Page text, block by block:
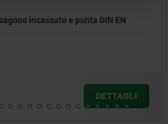
incassato e punta DIN EN
DETTAGLI